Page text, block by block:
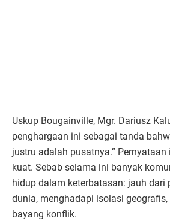
Uskup Bougainville, Mgr. Dariusz
penghargaan ini sebagai tanda
justru adalah pusatnya.”
kuat. Sebab selama ini banyak
hidup dalam keterbatasan: jauh dari
dunia, menghadapi isolasi
bayang konflik.